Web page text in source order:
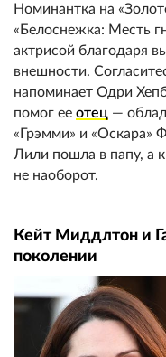
Номинантка на
«Белоснежка: Месть
актрисой благодаря
внешности.
напоминает Одри
помог ее отец —
«Грэмми» и «Оскара»
Лили пошла в папу, а
не наоборот.
Кейт Миддлтон и
поколении